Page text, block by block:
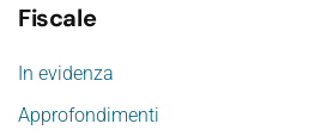
Fiscale
In evidenza
Approfondimenti